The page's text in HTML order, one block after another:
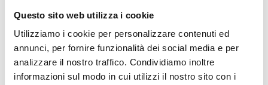
Questo sito web utilizza i cookie
Utilizziamo i cookie per personalizzare contenuti ed
annunci, per fornire funzionalità dei social media e per
analizzare il nostro traffico. Condividiamo inoltre
informazioni sul modo in cui utilizzi il nostro sito con i
40 edizioni digitali per un anno di notizie e
a portata di mano.